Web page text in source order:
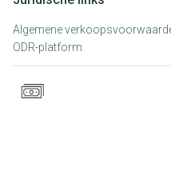
Algemene
ODR-platform